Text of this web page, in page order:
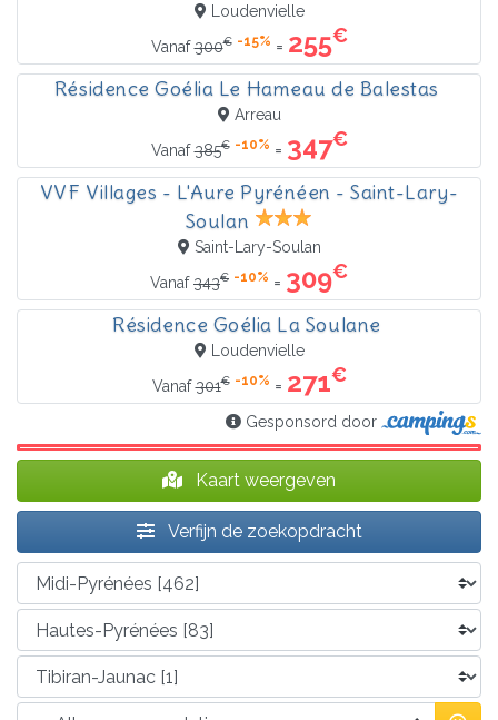
Loudenvielle
Vanaf300€ -15% = 255€
Résidence Goélia Le Hameau de Balestas
Arreau
Vanaf385€ -10% = 347€
VVF Villages - L'Aure Pyrénéen - Saint-Lary-
Soulan
Saint-Lary-Soulan
Vanaf343€ -10% = 309€
Résidence Goélia La Soulane
Loudenvielle
Vanaf301€ -10% = 271€
Gesponsord door
Kaart weergeven
Verfijn de zoekopdracht